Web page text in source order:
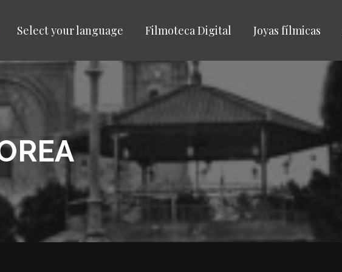
Select your language Filmoteca Digital Joyas fílmicas